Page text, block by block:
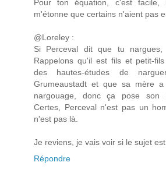
Pour ton équation, c'est
m'étonne que certains n'aient pas
@Loreley :
Si Perceval dit que tu
Rappelons qu'il est fils et petit-
des hautes-études de
Grumeaustadt et que sa mère
nargouage, donc ça pose son
Certes, Perceval n'est pas un
n'est pas là.
Je reviens, je vais voir si le sujet
Répondre